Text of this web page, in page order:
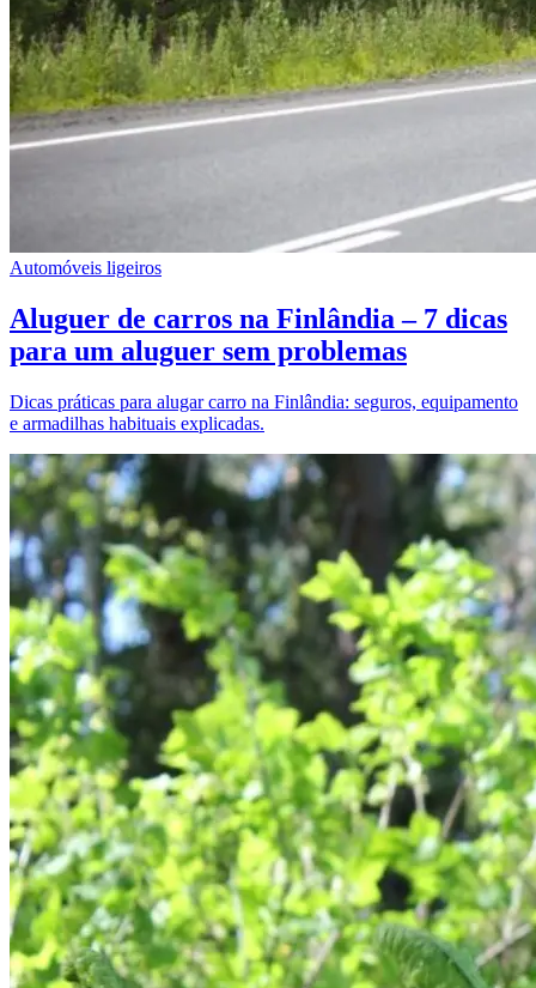
Automóveis ligeiros
Aluguer de carros na Finlândia – 7 dicas
para um aluguer sem problemas
Dicas práticas para alugar carro na Finlândia: seguros, equipamento
e armadilhas habituais explicadas.